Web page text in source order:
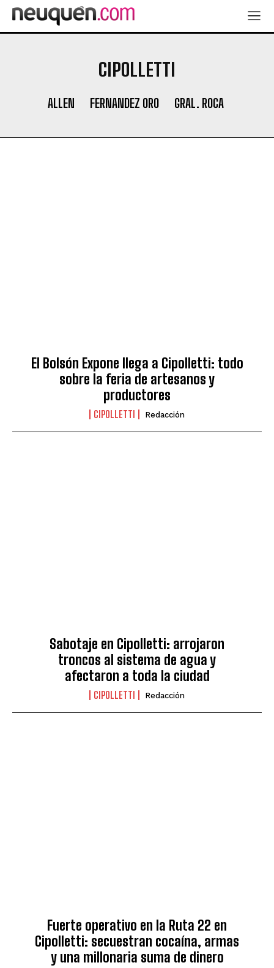
CIPOLLETTI
ALLEN FERNANDEZ ORO GRAL. ROCA
El Bolsón Expone llega a Cipolletti: todo
sobre la feria de artesanos y
productores
CIPOLLETTI Redacción
Sabotaje en Cipolletti: arrojaron
troncos al sistema de agua y
afectaron a toda la ciudad
CIPOLLETTI Redacción
Fuerte operativo en la Ruta 22 en
Cipolletti: secuestran cocaína, armas
y una millonaria suma de dinero